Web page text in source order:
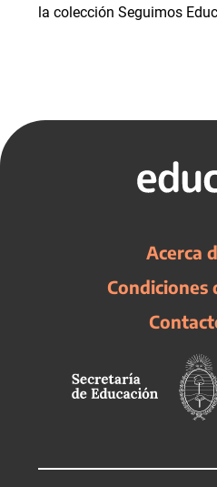
la colección Seguimos
Acerca
Condiciones